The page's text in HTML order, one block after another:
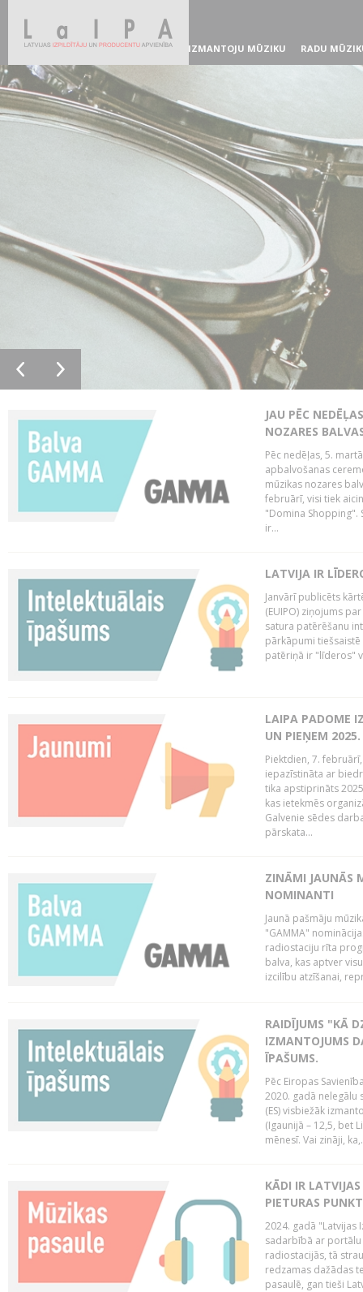
IZMANTOJU MŪZIKU RADU
JAU PĒC
NOZARES
Pēc nedēļas, 5.
apbalvošanas
mūzikas nozares
februārī, visi tiek
"Domina Shopping".
ir...
LATVIJA IR
Janvārī publicēts
(EUIPO) ziņojums
satura patērēšanu
pārkāpumi
patēriņā ir "līderos"
LAIPA PADOME
UN PIEŅEM
Piektdien, 7.
iepazīstināta ar
tika apstiprināts
kas ietekmēs
Galvenie sēdes
pārskata...
ZINĀMI JAUNĀS
NOMINANTI
Jaunā pašmāju
"GAMMA"
radiostaciju rīta
balva, kas aptver
izcilību atzīšanai,
RAIDĪJUMS "KĀ
IZMANTOJUMS
ĪPAŠUMS.
Pēc Eiropas
2020. gadā nelegālu
(ES) visbiežāk
(Igaunijā – 12,5, bet
mēnesī. Vai zināji,
KĀDI IR
PIETURAS
2024. gadā "Latvijas
sadarbībā ar portālu
radiostacijās, tā
redzamas dažādas
pasaulē, gan tieši